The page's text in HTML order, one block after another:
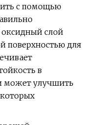
с помощью
слой
поверхностью для
в
может улучшить